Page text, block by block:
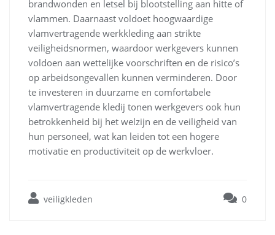
brandwonden en letsel bij blootstelling aan hitte of
vlammen. Daarnaast voldoet hoogwaardige
vlamvertragende werkkleding aan strikte
veiligheidsnormen, waardoor werkgevers kunnen
voldoen aan wettelijke voorschriften en de risico’s
op arbeidsongevallen kunnen verminderen. Door
te investeren in duurzame en comfortabele
vlamvertragende kledij tonen werkgevers ook hun
betrokkenheid bij het welzijn en de veiligheid van
hun personeel, wat kan leiden tot een hogere
motivatie en productiviteit op de werkvloer.
veiligkleden 0